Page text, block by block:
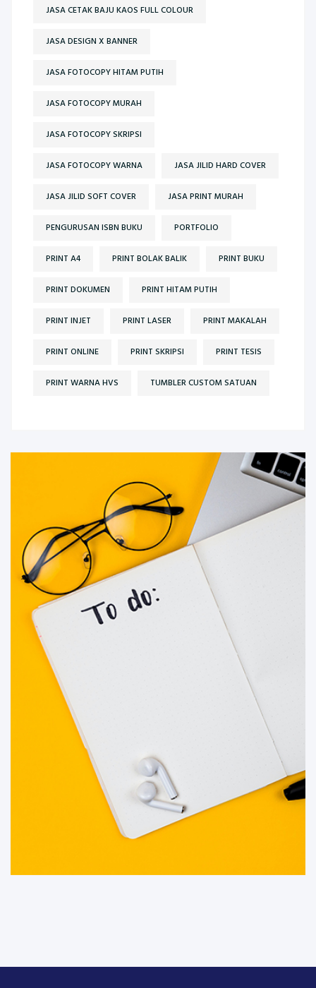
JASA CETAK BAJU KAOS FULL COLOUR
JASA DESIGN X BANNER
JASA FOTOCOPY HITAM PUTIH
JASA FOTOCOPY MURAH
JASA FOTOCOPY SKRIPSI
JASA FOTOCOPY WARNA JASA JILID HARD COVER
JASA JILID SOFT COVER JASA PRINT MURAH
PENGURUSAN ISBN BUKU PORTFOLIO
PRINT A4 PRINT BOLAK BALIK PRINT BUKU
PRINT DOKUMEN PRINT HITAM PUTIH
PRINT INJET PRINT LASER PRINT MAKALAH
PRINT ONLINE PRINT SKRIPSI PRINT TESIS
PRINT WARNA HVS TUMBLER CUSTOM SATUAN